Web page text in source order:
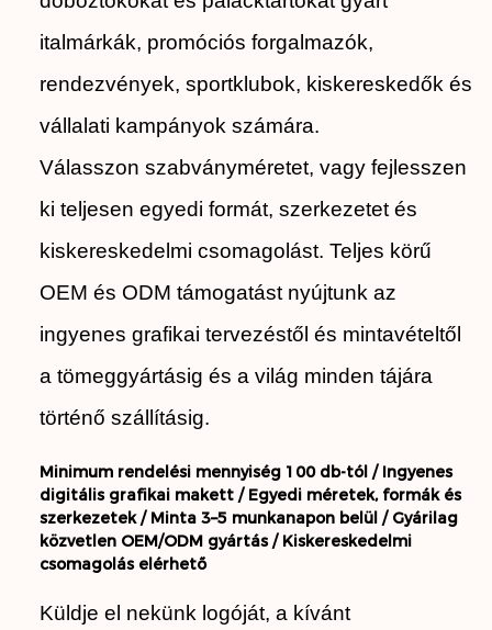
italmárkák, promóciós forgalmazók,
rendezvények, sportklubok, kiskereskedők és
vállalati kampányok számára.
Válasszon szabványméretet, vagy fejlesszen
ki teljesen egyedi formát, szerkezetet és
kiskereskedelmi csomagolást. Teljes körű
OEM és ODM támogatást nyújtunk az
ingyenes grafikai tervezéstől és mintavételtől
a tömeggyártásig és a világ minden tájára
történő szállításig.
Minimum rendelési mennyiség 100 db-tól / Ingyenes
digitális grafikai makett / Egyedi méretek, formák és
szerkezetek / Minta 3–5 munkanapon belül / Gyárilag
közvetlen OEM/ODM gyártás / Kiskereskedelmi
csomagolás elérhető
Küldje el nekünk logóját, a kívánt